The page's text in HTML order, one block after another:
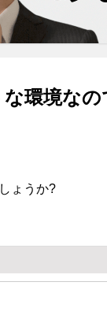
環境なの
ょうか?